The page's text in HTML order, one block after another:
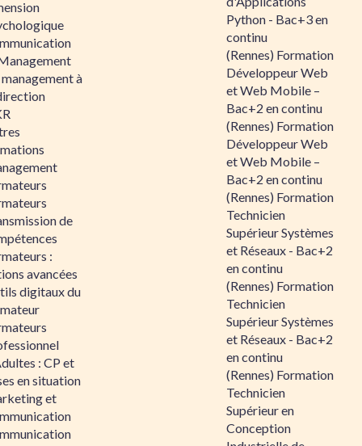
à
de
:
avancées
digitaux du
: CP et
en situation
et
Python - Bac+3 en
continu
(Rennes) Formation
Développeur Web
et Web Mobile –
Bac+2 en continu
(Rennes) Formation
Développeur Web
et Web Mobile –
Bac+2 en continu
(Rennes) Formation
Technicien
Supérieur Systèmes
et Réseaux - Bac+2
en continu
(Rennes) Formation
Technicien
Supérieur Systèmes
et Réseaux - Bac+2
en continu
(Rennes) Formation
Technicien
Supérieur en
Conception